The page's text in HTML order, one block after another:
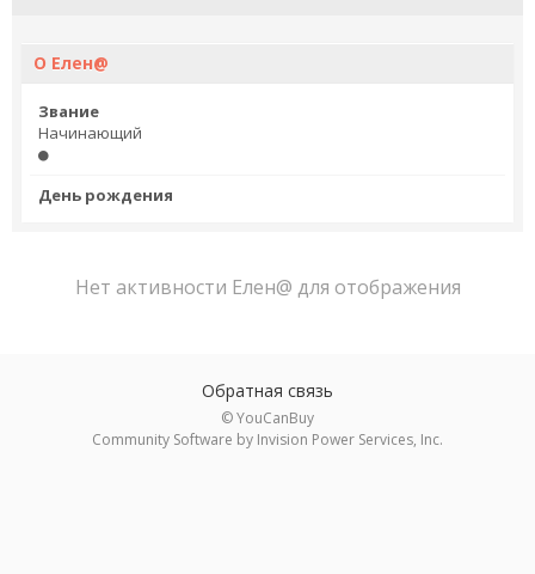
О Елен@
Звание
Начинающий
День рождения
Нет активности Елен@ для отображения
Обратная связь
© YouCanBuy
Community Software by Invision Power Services, Inc.